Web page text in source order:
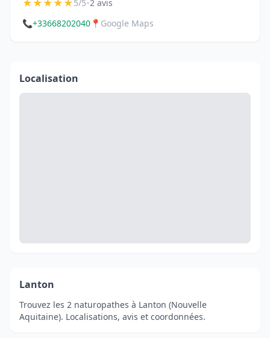
★★★★★5/5•2 avis
📞+33668202040 📍 Google Maps
Localisation
Lanton
Trouvez les 2 naturopathes à Lanton (Nouvelle
Aquitaine). Localisations, avis et coordonnées.